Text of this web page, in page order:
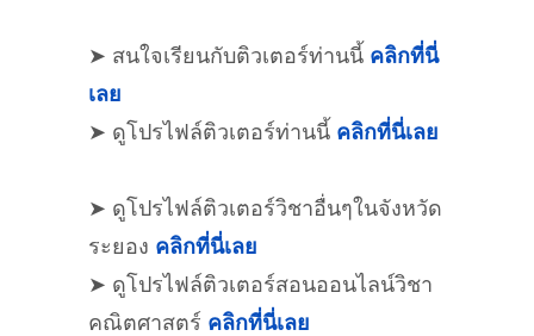
➤ สนใจเรียนกับติวเตอร์ท่านนี้ คลิกที่นี่
เลย
➤ ดูโปรไฟล์ติวเตอร์ท่านนี้ คลิกที่นี่เลย
➤ ดูโปรไฟล์ติวเตอร์วิชาอื่นๆในจังหวัด
ระยอง คลิกที่นี่เลย
➤ ดูโปรไฟล์ติวเตอร์สอนออนไลน์วิชา
คณิตศาสตร์ คลิกที่นี่เลย